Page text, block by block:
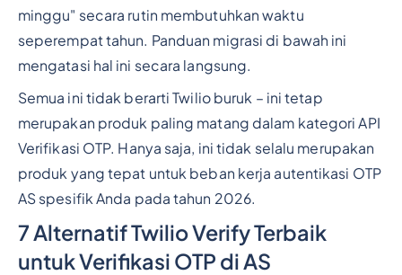
minggu" secara rutin membutuhkan waktu
seperempat tahun. Panduan migrasi di bawah ini
mengatasi hal ini secara langsung.
Semua ini tidak berarti Twilio buruk – ini tetap
merupakan produk paling matang dalam kategori API
Verifikasi OTP. Hanya saja, ini tidak selalu merupakan
produk yang tepat untuk beban kerja autentikasi OTP
AS spesifik Anda pada tahun 2026.
7 Alternatif Twilio Verify Terbaik
untuk Verifikasi OTP di AS